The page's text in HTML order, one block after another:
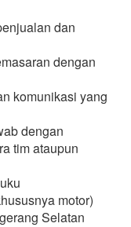
dan
dengan
komunikasi yang
dengan
tim ataupun
motor)
Selatan